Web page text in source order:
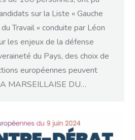
sur la Liste « Gauche
Travail » conduite par Léon
les enjeux de la défense
du Pays, des choix de
européennes peuvent
MARSEILLAISE DU…